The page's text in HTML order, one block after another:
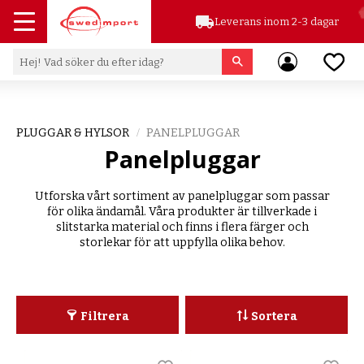
Meny
local_shippingLeverans inom 2-3 dagar
PLUGGAR & HYLSOR PANELPLUGGAR
Panelpluggar
Utforska vårt sortiment av panelpluggar som passar
för olika ändamål. Våra produkter är tillverkade i
slitstarka material och finns i flera färger och
storlekar för att uppfylla olika behov.
Filtrera Sortera